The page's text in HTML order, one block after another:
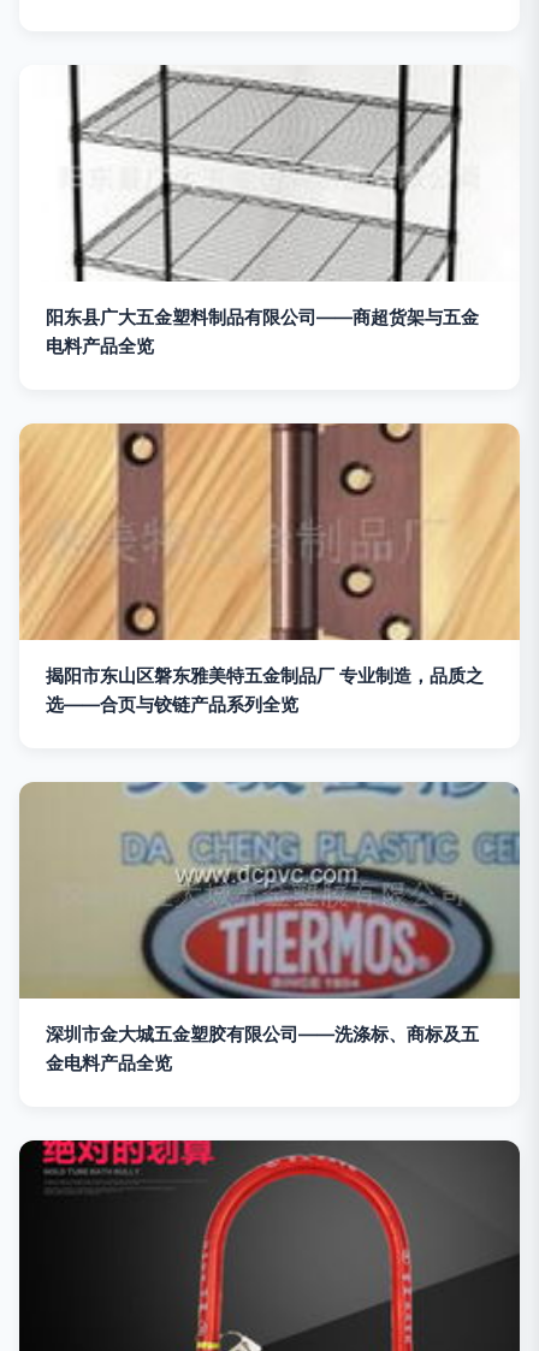
阳东县广大五金塑料制品有限公司——商超货架与五金
电料产品全览
揭阳市东山区磐东雅美特五金制品厂 专业制造，品质之
选——合页与铰链产品系列全览
深圳市金大城五金塑胶有限公司——洗涤标、商标及五
金电料产品全览